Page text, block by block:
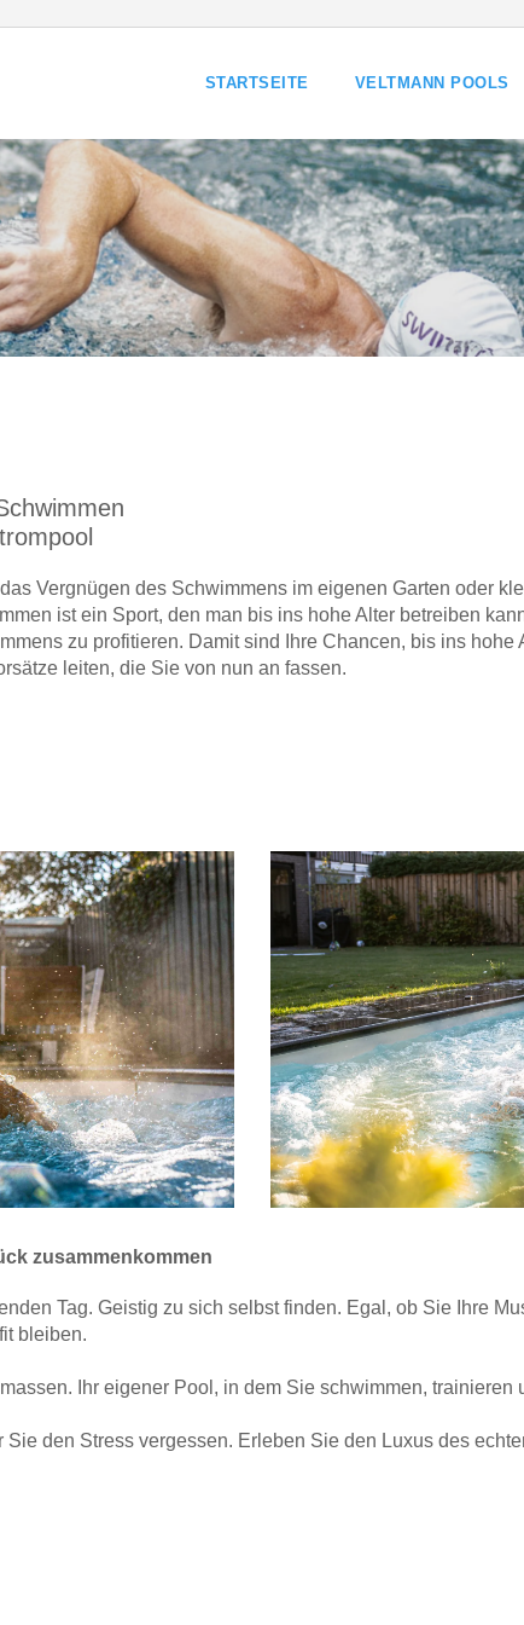
STARTSEITE VELTMANN POOLS
Vergnügen des Schwimmens im eigenen Garten oder
ist ein Sport, den man bis ins hohe Alter betreiben
zu profitieren. Damit sind Ihre Chancen, bis ins
leiten, die Sie von nun an fassen.
zusammenkommen
Tag. Geistig zu sich selbst finden. Egal, ob Sie Ihre
bleiben.
Ihr eigener Pool, in dem Sie schwimmen,
den Stress vergessen. Erleben Sie den Luxus des